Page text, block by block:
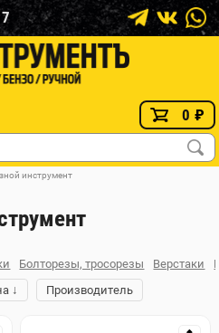
0 ₽
инструмент
Болторезы, тросорезы Верстаки
↓ Производитель